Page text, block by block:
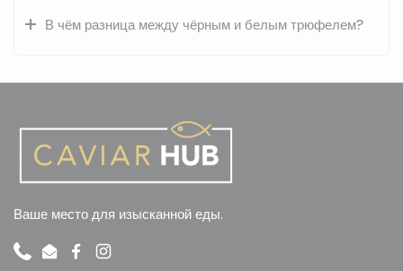
В чём разница между чёрным и белым трюфелем?
Ваше место для изысканной еды.
PhoneEmailFacebookInstagram